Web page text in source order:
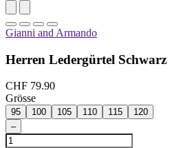
Gianni and Armando
Herren Ledergürtel
CHF 79.90
Grösse
95 100 105 110 115
120
–